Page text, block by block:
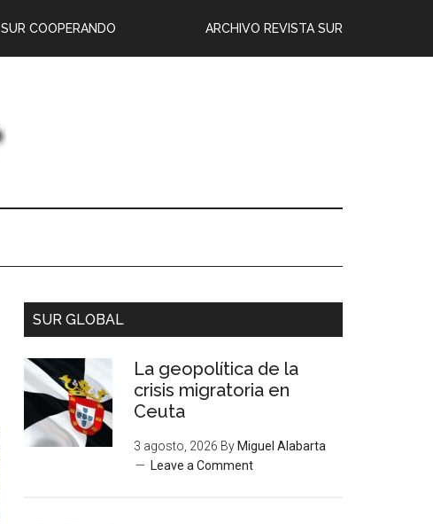
ARCHIVO REVISTA SUR
SUR COOPERANDO
SUR GLOBAL
La geopolítica de la
crisis migratoria en
Ceuta
3 agosto, 2026 By Miguel Alabarta
Leave a Comment